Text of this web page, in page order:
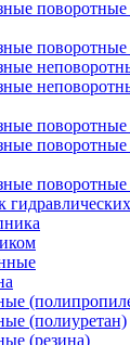
гидравлических
(полиуретан)
(резина)